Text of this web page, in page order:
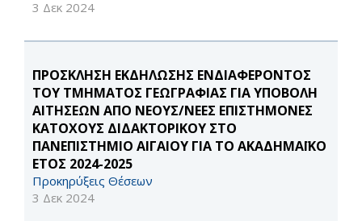
3 Δεκ 2024
ΠΡΟΣΚΛΗΣΗ ΕΚΔΗΛΩΣΗΣ ΕΝΔΙΑΦΕΡΟΝΤΟΣ
ΤΟΥ ΤΜΗΜΑΤΟΣ ΓΕΩΓΡΑΦΙΑΣ ΓΙΑ ΥΠΟΒΟΛΗ
ΑΙΤΗΣΕΩΝ ΑΠΟ ΝΕΟΥΣ/ΝΕΕΣ ΕΠΙΣΤΗΜΟΝΕΣ
ΚΑΤΟΧΟΥΣ ΔΙΔΑΚΤΟΡΙΚΟΥ ΣΤΟ
ΠΑΝΕΠΙΣΤΗΜΙΟ ΑΙΓΑΙΟΥ ΓΙΑ ΤΟ ΑΚΑΔΗΜΑΪΚΟ
ΕΤΟΣ 2024-2025
Προκηρύξεις Θέσεων
3 Δεκ 2024